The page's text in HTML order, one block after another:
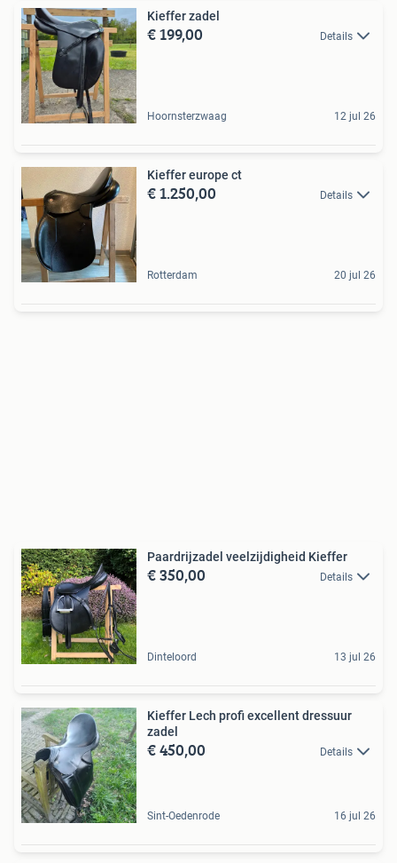
Kieffer zadel
€ 199,00 Details
Hoornsterzwaag 12 jul 26
Kieffer europe ct
€ 1.250,00 Details
Rotterdam 20 jul 26
Paardrijzadel veelzijdigheid Kieffer
€ 350,00 Details
Dinteloord 13 jul 26
Kieffer Lech profi excellent dressuur
zadel
€ 450,00 Details
Sint-Oedenrode 16 jul 26